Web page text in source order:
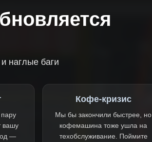
наглые баги
вашу
—
Кофе-кризис
Мы бы закончили быстрее, но
кофемашина тоже ушла на
техобслуживание. Поймите